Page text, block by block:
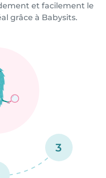
et facilement le
grâce à Babysits.
3